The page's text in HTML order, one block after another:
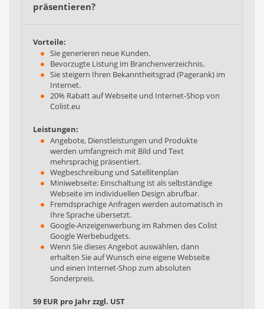
präsentieren?
Vorteile:
Sie generieren neue Kunden.
Bevorzugte Listung im Branchenverzeichnis.
Sie steigern Ihren Bekanntheitsgrad (Pagerank) im
Internet.
20% Rabatt auf Webseite und Internet-Shop von
Colist.eu
Leistungen:
Angebote, Dienstleistungen und Produkte
werden umfangreich mit Bild und Text
mehrsprachig präsentiert.
Wegbeschreibung und Satellitenplan
Miniwebseite: Einschaltung ist als selbständige
Webseite im individuellen Design abrufbar.
Fremdsprachige Anfragen werden automatisch in
Ihre Sprache übersetzt.
Google-Anzeigenwerbung im Rahmen des Colist
Google Werbebudgets.
Wenn Sie dieses Angebot auswählen, dann
erhalten Sie auf Wunsch eine eigene Webseite
und einen Internet-Shop zum absoluten
Sonderpreis.
59 EUR pro Jahr zzgl. UST